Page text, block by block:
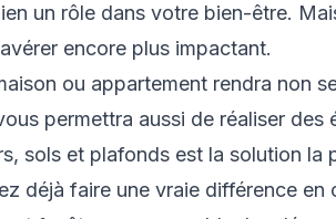
un rôle dans votre bien-être.
encore plus impactant.
ou appartement rendra non
permettra aussi de réaliser des
sols et plafonds est la solution la
déjà faire une vraie différence en